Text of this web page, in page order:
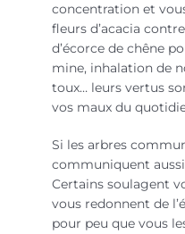
concentration et
fleurs d’acacia
d’écorce de chêne
mine, inhalation de
toux… leurs vertus
vos maux du
Si les arbres
communiquent
Certains soulagent
vous redonnent de
pour peu que vous